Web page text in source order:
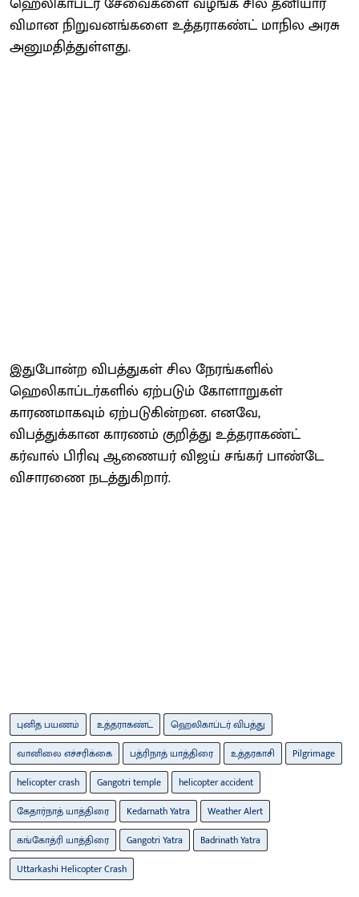
விமான நிறுவனங்களை உத்தராகண்ட் மாநில அரசு
அனுமதித்துள்ளது.
இதுபோன்ற விபத்துகள் சில நேரங்களில்
ஹெலிகாப்டர்களில் ஏற்படும் கோளாறுகள்
காரணமாகவும் ஏற்படுகின்றன. எனவே,
விபத்துக்கான காரணம் குறித்து உத்தராகண்ட்
கர்வால் பிரிவு ஆணையர் விஜய் சங்கர் பாண்டே
விசாரணை நடத்துகிறார்.
புனித பயணம் உத்தராகண்ட்
ஹெலிகாப்டர் விபத்து
வானிலை எச்சரிக்கை
பத்ரிநாத் யாத்திரை உத்தரகாசி
Pilgrimage
helicopter crash
Gangotri temple
helicopter accident
கேதார்நாத் யாத்திரை
Kedarnath Yatra
Weather Alert
கங்கோத்ரி யாத்திரை
Gangotri Yatra
Badrinath Yatra
Uttarkashi Helicopter Crash